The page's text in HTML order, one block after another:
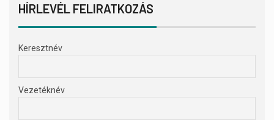
HÍRLEVÉL FELIRATKOZÁS
Keresztnév
Vezetéknév